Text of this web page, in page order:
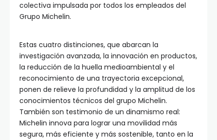
colectiva impulsada por todos los empleados del
Grupo Michelin.
Estas cuatro distinciones, que abarcan la
investigación avanzada, la innovación en productos,
la reducción de la huella medioambiental y el
reconocimiento de una trayectoria excepcional,
ponen de relieve la profundidad y la amplitud de los
conocimientos técnicos del grupo Michelin.
También son testimonio de un dinamismo real:
Michelin innova para lograr una movilidad más
segura, más eficiente y más sostenible, tanto en la